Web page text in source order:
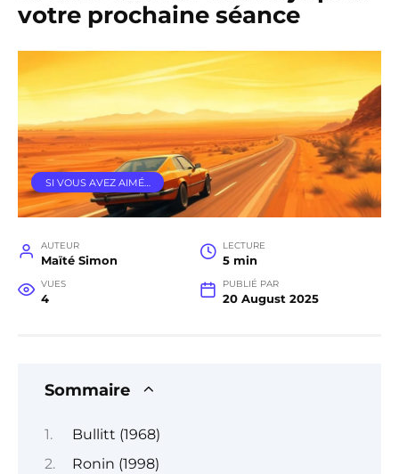
votre prochaine séance
SI VOUS AVEZ AIMÉ…
AUTEUR
Maïté Simon
LECTURE
5 min
VUES
4
PUBLIÉ PAR
20 August 2025
Sommaire
Bullitt (1968)
Ronin (1998)